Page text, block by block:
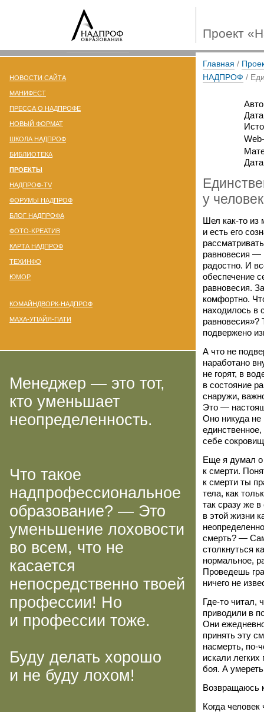
Проект
НОВОСТИ САЙТА
МАНИФЕСТ
ПРЕССА О НАДПРОФЕ
НОВЫЙ ФОРМАТ
ШКОЛА НАДПРОФ
БИБЛИОТЕКА
ПРОЕКТЫ
НАДПРОФ-TV
ФОРУМЫ НАДПРОФ
БЛОГ НАДПРОФА
ФОТО-KРЕАТИВ
КАРТА НАДПРОФ
ТЕХИНФО
ЮМОР
КОМАЙНДВОРК-НАДПРОФ
МАХА-УПАЙЯ-ПАТИ
Менеджер — это тот,
кто уменьшает
неопределенность.
Что такое
надпрофессиональное
образование? — Это
уменьшение лоховости
во всем, что не
касается
непосредственно твоей
профессии! Но
и профессии тоже.
Буду делать хорошо
и не буду лохом!
Главная /
НАДПРОФ /
у
Шел как-то из
и есть его
равновесия —
радостно. И
обеспечение
равновесия.
комфортно.
находилось в
равновесия»?
подвержено
А что не
наработано
не горят, в
в состояние
снаружи,
Это —
Оно никуда не
себе
Еще я думал о
к смерти.
к смерти ты
тела, как
так сразу же
в этой жизни
смерть? —
столкнуться
нормальное,
Проведешь
ничего не
Где-то читал,
приводили в
Они
принять эту
насмерть, по-
искали
боя. А
Возвращаюсь
Когда человек